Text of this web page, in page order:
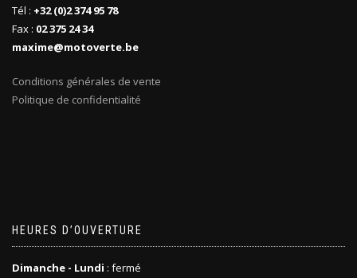
Tél : +32 (0)2 374 95 78
Fax : 02 375 24 34
maxime@motoverte.be
Conditions générales de vente
Politique de confidentialité
HEURES D’OUVERTURE
Dimanche - Lundi : fermé